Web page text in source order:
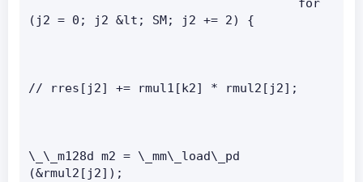
(j2 = 0; j2 &lt; SM; j2 += 2) {
// rres[j2] += rmul1[k2] * rmul2[j2];
\_\_m128d m2 = \_mm\_load\_pd
(&rmul2[j2]);